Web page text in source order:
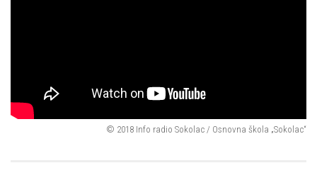
© 2018 Info radio Sokolac / Osnovna škola „Sokolac“